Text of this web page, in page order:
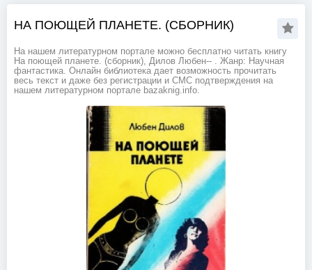
НА ПОЮЩЕЙ ПЛАНЕТЕ. (СБОРНИК)
На нашем литературном портале можно бесплатно читать книгу
На поющей планете. (сборник), Дилов Любен-- . Жанр: Научная
фантастика. Онлайн библиотека дает возможность прочитать
весь текст и даже без регистрации и СМС подтверждения на
нашем литературном портале bazaknig.info.